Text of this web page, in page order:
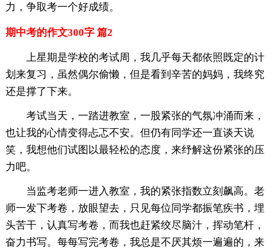
力，争取考一个好成绩。
期中考的作文300字 篇2
上星期是学校的考试周，我几乎每天都依照既定的计
划来复习，虽然偶尔偷懒，但是看到辛苦的妈妈，我终究
还是撑了下来。
考试当天，一踏进教室，一股紧张的气氛冲涌而来，
也让我的心情变得忐忑不安。但仍有同学还一直谈天说
笑，我想他们试图以最轻松的态度，来纾解这份紧张的压
力吧。
当监考老师一进入教室，我的紧张指数立刻飙高。老
师一发下考卷，放眼望去，只见每位同学都振笔疾书，埋
头苦干，认真写考卷，而我也赶紧绞尽脑汁，挥动笔杆，
奋力书写。每每写完考卷，我总是不厌其烦一遍遍的，来